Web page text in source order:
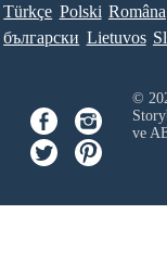
Türkçe Polski Româna
български Lietuvos
©
ve